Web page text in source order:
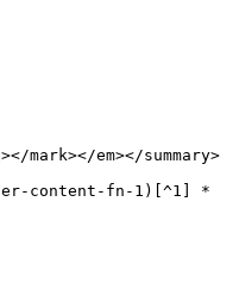
mark></em></summary>
content-fn-1)[^1] *